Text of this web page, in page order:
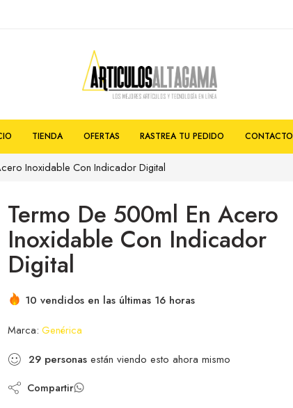
TIENDA OFERTAS RASTREA TU PEDIDO CONTACTO
Inoxidable Con Indicador Digital
Termo De 500ml En Acero
Inoxidable Con Indicador
Digital
10 vendidos en las últimas 16 horas
Marca: Genérica
29 personas están viendo esto ahora mismo
Compartir